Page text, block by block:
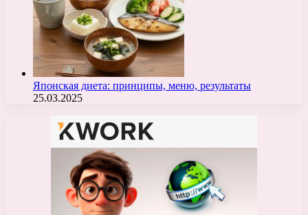
Японская диета: принципы, меню, результаты
25.03.2025